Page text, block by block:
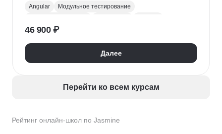
Рейтинг онлайн-школ по Jasmine
Angular
Модульное тестирование
Jest
Mocha
46 900 ₽
Далее
Перейти ко всем курсам